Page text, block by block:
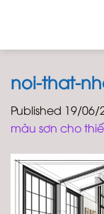
noi-that-
Published 19/06/
màu sơn cho